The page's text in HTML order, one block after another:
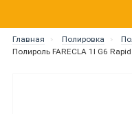
Главная Полировка
Полироль FARECLA 1l G6 Rapid